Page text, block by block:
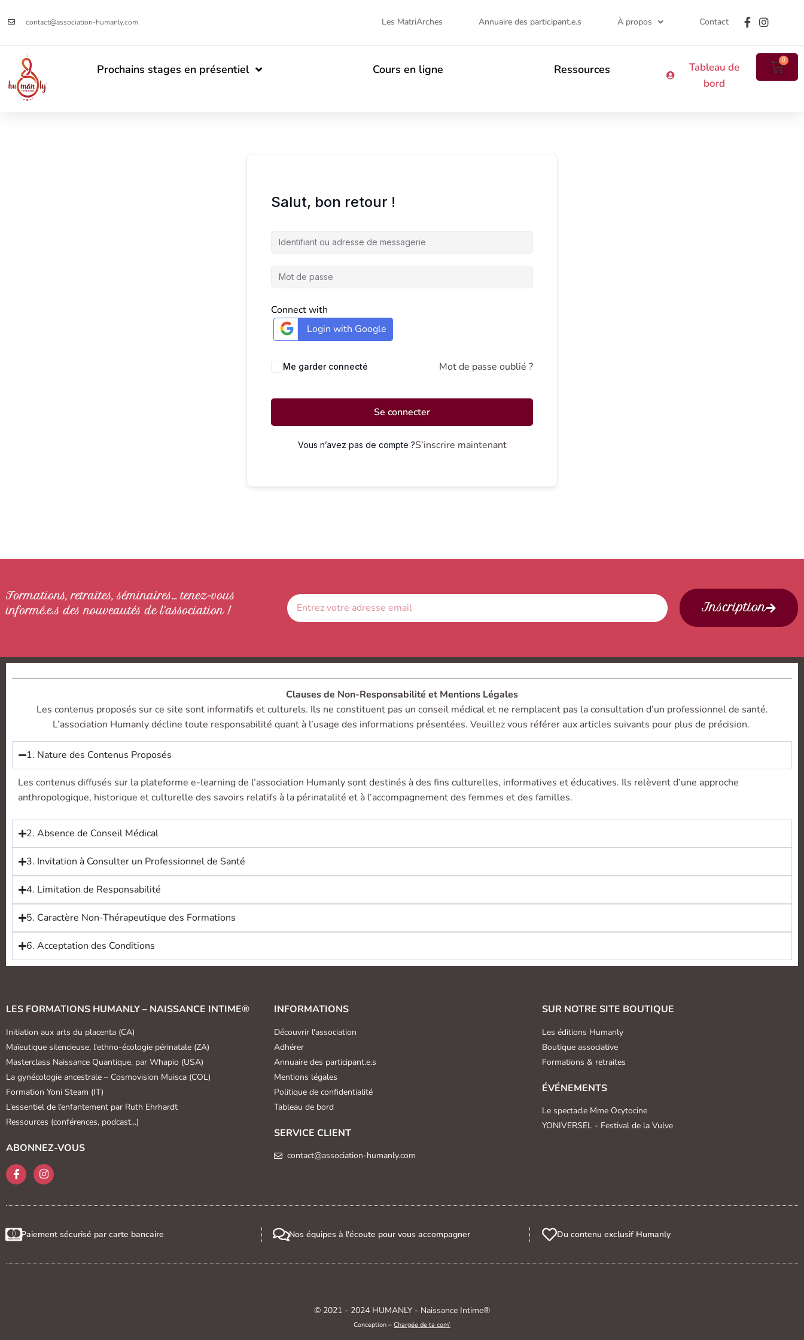
contact@association-humanly.com Les MatriArches Annuaire des participant.e.s À propos Contact
Prochains stages en présentiel Cours en ligne Ressources
Tableau de
bord
0
Salut, bon retour !
Connect with
Login with Google
Me garder connecté Mot de passe oublié ?
Se connecter
Vous n’avez pas de compte ?S’inscrire maintenant
Formations, retraites, séminaires… tenez-vous
informé.e.s des nouveautés de l’association !
Inscription
Clauses de Non-Responsabilité et Mentions Légales
Les contenus proposés sur ce site sont informatifs et culturels. Ils ne constituent pas un conseil médical et ne remplacent pas la consultation d’un professionnel de santé.
L’association Humanly décline toute responsabilité quant à l’usage des informations présentées. Veuillez vous référer aux articles suivants pour plus de précision.
1. Nature des Contenus Proposés
Les contenus diffusés sur la plateforme e-learning de l’association Humanly sont destinés à des fins culturelles, informatives et éducatives. Ils relèvent d’une approche
anthropologique, historique et culturelle des savoirs relatifs à la périnatalité et à l’accompagnement des femmes et des familles.
2. Absence de Conseil Médical
3. Invitation à Consulter un Professionnel de Santé
4. Limitation de Responsabilité
5. Caractère Non-Thérapeutique des Formations
6. Acceptation des Conditions
LES FORMATIONS HUMANLY – NAISSANCE INTIME®
Initiation aux arts du placenta (CA)
Maïeutique silencieuse, l'ethno-écologie périnatale (ZA)
Masterclass Naissance Quantique, par Whapio (USA)
La gynécologie ancestrale – Cosmovision Muisca (COL)
Formation Yoni Steam (IT)
L’essentiel de l’enfantement par Ruth Ehrhardt
Ressources (conférences, podcast...)
ABONNEZ-VOUS
INFORMATIONS
Découvrir l'association
Adhérer
Annuaire des participant.e.s
Mentions légales
Politique de confidentialité
Tableau de bord
SERVICE CLIENT
contact@association-humanly.com
SUR NOTRE SITE BOUTIQUE
Les éditions Humanly
Boutique associative
Formations & retraites
ÉVÉNEMENTS
Le spectacle Mme Ocytocine
YONIVERSEL - Festival de la Vulve
Paiement sécurisé par carte bancaire Nos équipes à l'écoute pour vous accompagner Du contenu exclusif Humanly
© 2021 - 2024 HUMANLY - Naissance Intime®
Conception – Chargée de ta com’